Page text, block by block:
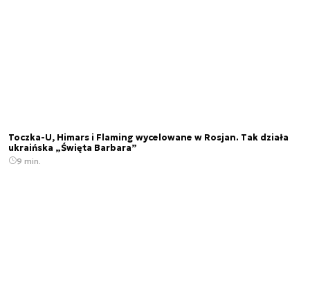
Toczka-U, Himars i Flaming wycelowane w Rosjan. Tak działa
ukraińska „Święta Barbara”
9 min.